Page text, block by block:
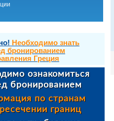
Необходимо знать
бронированием
Греция